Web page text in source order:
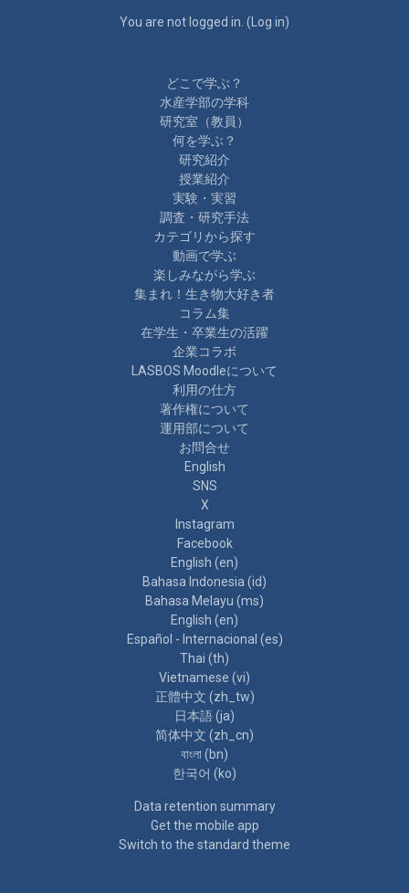
You are not logged in. ( Log in)
どこで学ぶ？
水産学部の学科
研究室（教員）
何を学ぶ？
研究紹介
授業紹介
実験・実習
調査・研究手法
カテゴリから探す
動画で学ぶ
楽しみながら学ぶ
集まれ！生き物大好き者
コラム集
在学生・卒業生の活躍
企業コラボ
LASBOS Moodleについて
利用の仕方
著作権について
運用部について
お問合せ
English
SNS
X
Instagram
Facebook
English ‎(en)‎
Bahasa Indonesia ‎(id)‎
Bahasa Melayu ‎(ms)‎
English ‎(en)‎
Español - Internacional ‎(es)‎
Thai ‎(th)‎
Vietnamese ‎(vi)‎
正體中文 ‎(zh_tw)‎
日本語 ‎(ja)‎
简体中文 ‎(zh_cn)‎
বাংলা ‎(bn)‎
한국어 ‎(ko)‎
Data retention summary
Get the mobile app
Switch to the standard theme